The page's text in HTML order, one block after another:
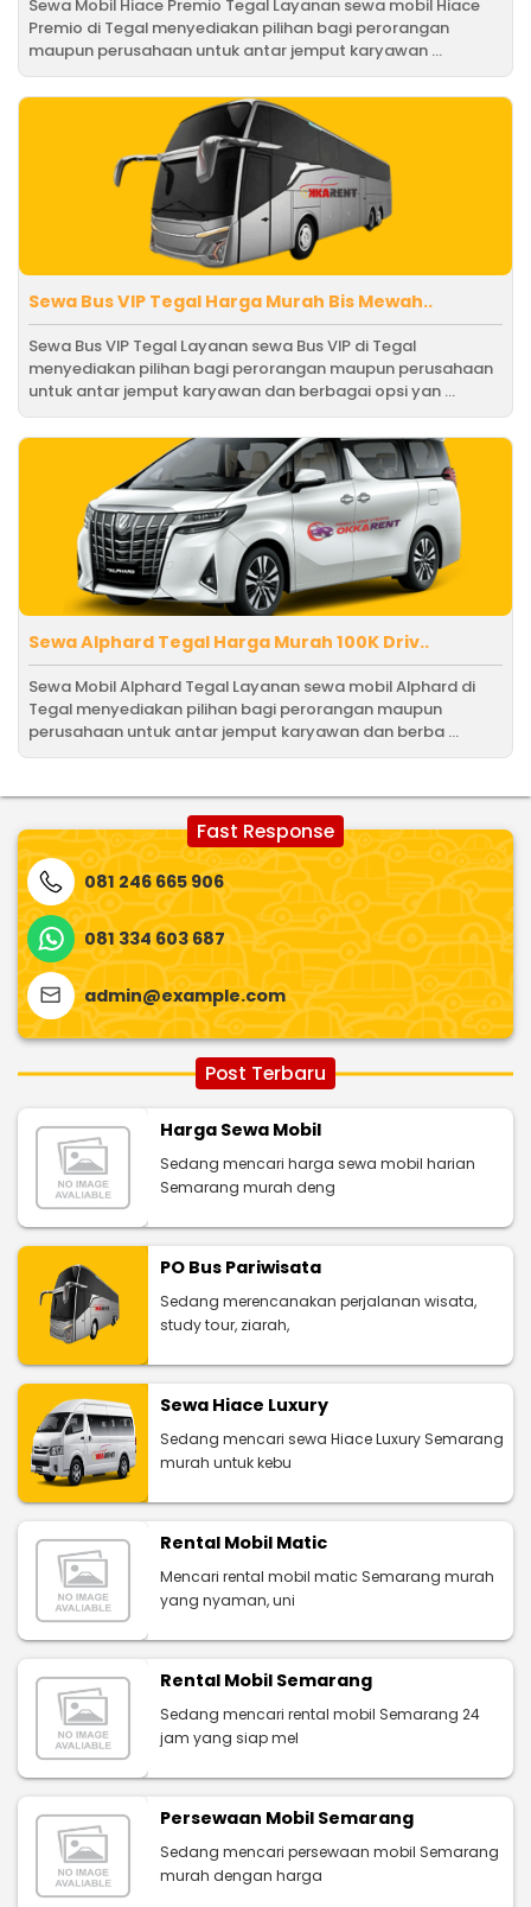
Sewa Mobil Hiace Premio Tegal Layanan sewa mobil Hiace
Premio di Tegal menyediakan pilihan bagi perorangan
maupun perusahaan untuk antar jemput karyawan ...
Sewa Bus VIP Tegal Harga Murah Bis Mewah..
Sewa Bus VIP Tegal Layanan sewa Bus VIP di Tegal
menyediakan pilihan bagi perorangan maupun perusahaan
untuk antar jemput karyawan dan berbagai opsi yan ...
Sewa Alphard Tegal Harga Murah 100K Driv..
Sewa Mobil Alphard Tegal Layanan sewa mobil Alphard di
Tegal menyediakan pilihan bagi perorangan maupun
perusahaan untuk antar jemput karyawan dan berba ...
Fast Response
081 246 665 906
081 334 603 687
admin@example.com
Post Terbaru
Harga Sewa Mobil
Sedang mencari harga sewa mobil harian
Semarang murah deng
PO Bus Pariwisata
Sedang merencanakan perjalanan wisata,
study tour, ziarah,
Sewa Hiace Luxury
Sedang mencari sewa Hiace Luxury Semarang
murah untuk kebu
Rental Mobil Matic
Mencari rental mobil matic Semarang murah
yang nyaman, uni
Rental Mobil Semarang
Sedang mencari rental mobil Semarang 24
jam yang siap mel
Persewaan Mobil Semarang
Sedang mencari persewaan mobil Semarang
murah dengan harga